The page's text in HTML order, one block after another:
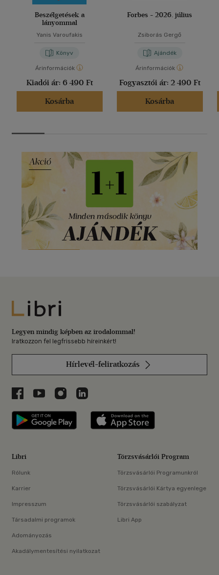
Beszélgetések a
lányommal
Yanis Varoufakis
Könyv
Árinformációk
Kiadói ár: 6 490 Ft
Kosárba
Forbes - 2026. július
Zsiborás Gergő
Ajándék
Árinformációk
Fogyasztói ár: 2 490 Ft
Kosárba
Libri
Legyen mindig képben az irodalommal!
Iratkozzon fel legfrissebb híreinkért!
Hírlevél-feliratkozás
Libri a Facebookon
Libri a Youtube-on
Libri az Instagramon
Libri a LinkedInen
Libri applikáció Szerezd meg: Google
Libri
Rólunk
Karrier
Impresszum
Társadalmi programok
Adományozás
Akadálymentesítési nyilatkozat
Törzsvásárlói Program
Törzsvásárlói Programunkról
Törzsvásárlói Kártya egyenlege
Törzsvásárlói szabályzat
Libri App